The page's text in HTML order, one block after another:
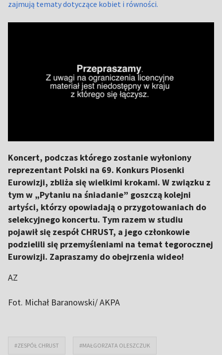
zajmują tematy dotyczące kobiet i równości.
Koncert, podczas którego zostanie wyłoniony
reprezentant Polski na 69. Konkurs Piosenki
Eurowizji, zbliża się wielkimi krokami. W związku z
tym w „Pytaniu na śniadanie” goszczą kolejni
artyści, którzy opowiadają o przygotowaniach do
selekcyjnego koncertu. Tym razem w studiu
pojawił się zespół CHRUST, a jego członkowie
podzielili się przemyśleniami na temat tegorocznej
Eurowizji. Zapraszamy do obejrzenia wideo!
AZ
Fot. Michał Baranowski/ AKPA
#ZESPÓŁ CHRUST #MAŁGORZATA OLESZCZUK